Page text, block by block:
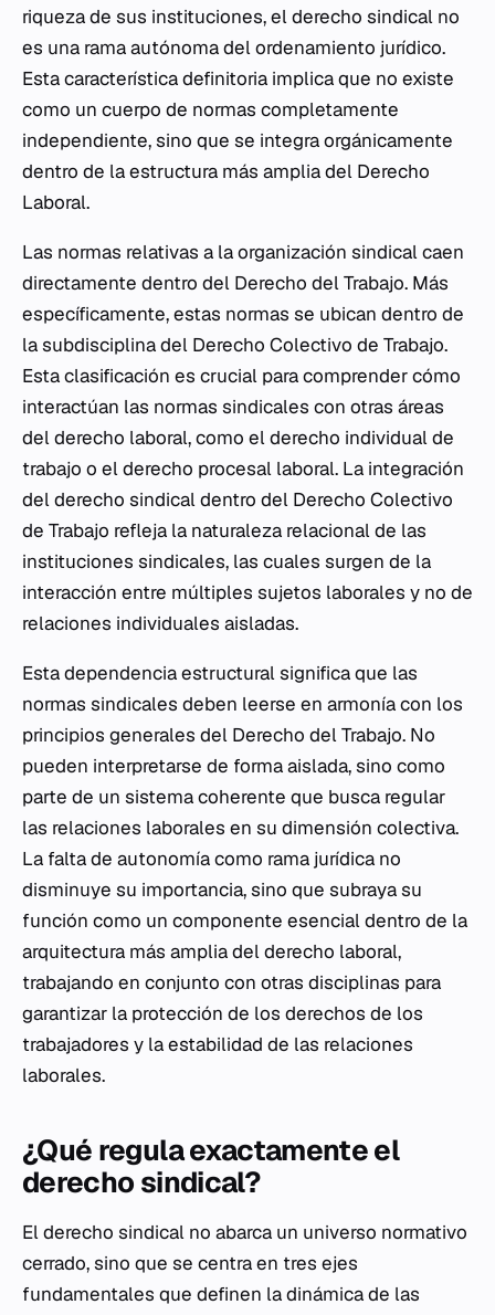
riqueza de sus instituciones, el derecho sindical no
es una rama autónoma del ordenamiento jurídico.
Esta característica definitoria implica que no existe
como un cuerpo de normas completamente
independiente, sino que se integra orgánicamente
dentro de la estructura más amplia del Derecho
Laboral.
Las normas relativas a la organización sindical caen
directamente dentro del Derecho del Trabajo. Más
específicamente, estas normas se ubican dentro de
la subdisciplina del Derecho Colectivo de Trabajo.
Esta clasificación es crucial para comprender cómo
interactúan las normas sindicales con otras áreas
del derecho laboral, como el derecho individual de
trabajo o el derecho procesal laboral. La integración
del derecho sindical dentro del Derecho Colectivo
de Trabajo refleja la naturaleza relacional de las
instituciones sindicales, las cuales surgen de la
interacción entre múltiples sujetos laborales y no de
relaciones individuales aisladas.
Esta dependencia estructural significa que las
normas sindicales deben leerse en armonía con los
principios generales del Derecho del Trabajo. No
pueden interpretarse de forma aislada, sino como
parte de un sistema coherente que busca regular
las relaciones laborales en su dimensión colectiva.
La falta de autonomía como rama jurídica no
disminuye su importancia, sino que subraya su
función como un componente esencial dentro de la
arquitectura más amplia del derecho laboral,
trabajando en conjunto con otras disciplinas para
garantizar la protección de los derechos de los
trabajadores y la estabilidad de las relaciones
laborales.
¿Qué regula exactamente el
derecho sindical?
El derecho sindical no abarca un universo normativo
cerrado, sino que se centra en tres ejes
fundamentales que definen la dinámica de las